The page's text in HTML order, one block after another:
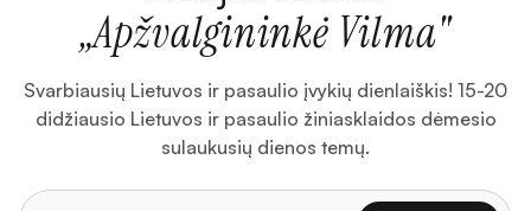
„Apžvalgininkė Vilma"
Svarbiausių Lietuvos ir pasaulio įvykių dienlaiškis! 15-20
didžiausio Lietuvos ir pasaulio žiniasklaidos dėmesio
sulaukusių dienos temų.